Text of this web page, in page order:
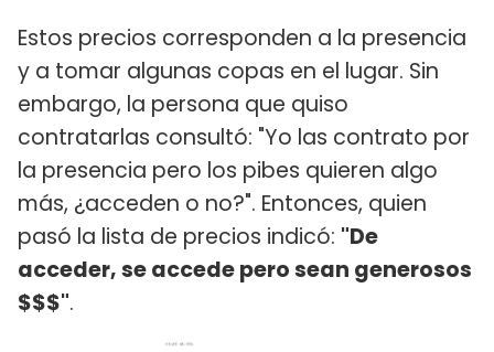
Estos precios corresponden a la presencia
y a tomar algunas copas en el lugar. Sin
embargo, la persona que quiso
contratarlas consultó: "Yo las contrato por
la presencia pero los pibes quieren algo
más, ¿acceden o no?". Entonces, quien
pasó la lista de precios indicó: "De
acceder, se accede pero sean generosos
$$$".